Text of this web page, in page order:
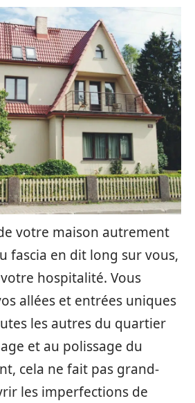
votre maison autrement
fascia en dit long sur vous,
hospitalité. Vous
allées et entrées uniques
les autres du quartier
et au polissage du
cela ne fait pas grand-
les imperfections de